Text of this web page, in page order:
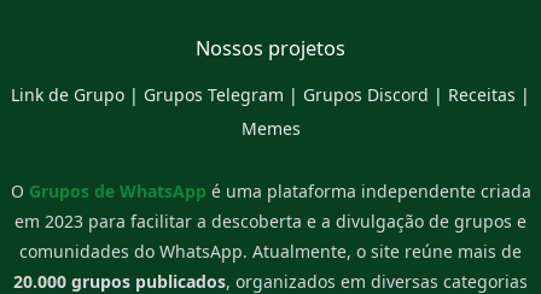
Nossos projetos
Link de Grupo | Grupos Telegram | Grupos Discord | Receitas |
Memes
O Grupos de WhatsApp é uma plataforma independente criada
em 2023 para facilitar a descoberta e a divulgação de grupos e
comunidades do WhatsApp. Atualmente, o site reúne mais de
20.000 grupos publicados, organizados em diversas categorias